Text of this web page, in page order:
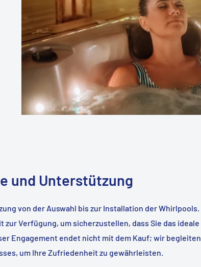
und Unterstützung
von der Auswahl bis zur Installation der Whirlpools.
Verfügung, um sicherzustellen, dass Sie das ideale
Engagement endet nicht mit dem Kauf; wir begleiten
um Ihre Zufriedenheit zu gewährleisten.